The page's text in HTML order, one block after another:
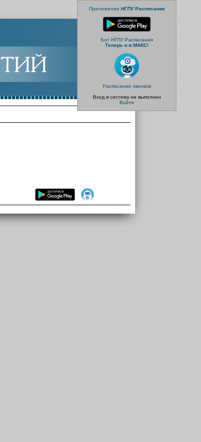
Приложение НГПУ Расписание
Бот НГПУ Расписания
Теперь и в МАКС!
Расписание звонков
Вход в систему не выполнен
Войти